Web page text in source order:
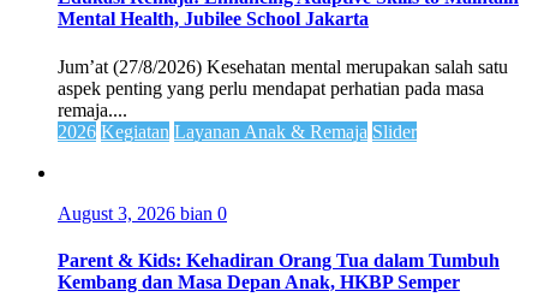
Mental Health, Jubilee School Jakarta
Jum’at (27/8/2026) Kesehatan mental merupakan salah satu
aspek penting yang perlu mendapat perhatian pada masa
remaja....
2026 Kegiatan Layanan Anak & Remaja Slider
August 3, 2026 bian 0
Parent & Kids: Kehadiran Orang Tua dalam Tumbuh
Kembang dan Masa Depan Anak, HKBP Semper